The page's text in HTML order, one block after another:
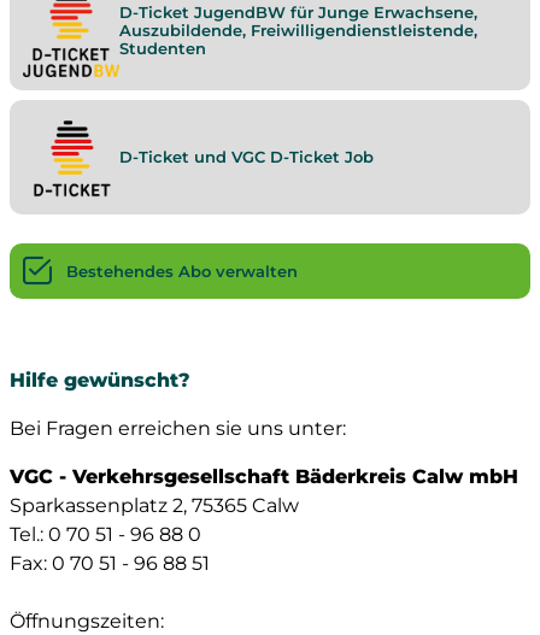
D-Ticket JugendBW für Junge Erwachsene,
Auszubildende, Freiwilligendienstleistende,
Studenten
D-Ticket und VGC D-Ticket Job
Bestehendes Abo verwalten
Hilfe gewünscht?
Bei Fragen erreichen sie uns unter:
VGC - Verkehrsgesellschaft Bäderkreis Calw mbH
Sparkassenplatz 2, 75365 Calw
Tel.: 0 70 51 - 96 88 0
Fax: 0 70 51 - 96 88 51
Öffnungszeiten: